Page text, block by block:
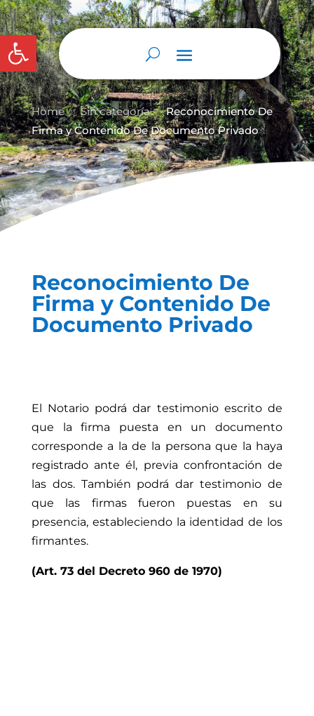
Abrir barra de herramientas
Home 9 Sin categoría 9 Reconocimiento De
Firma y Contenido De Documento Privado
Reconocimiento De
Firma y Contenido De
Documento Privado
El Notario podrá dar testimonio escrito de
que la firma puesta en un documento
corresponde a la de la persona que la haya
registrado ante él, previa confrontación de
las dos. También podrá dar testimonio de
que las firmas fueron puestas en su
presencia, estableciendo la identidad de los
firmantes.
(Art. 73 del Decreto 960 de 1970)